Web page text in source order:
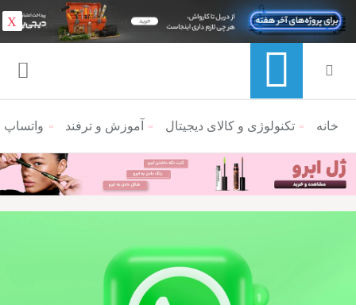
منوی ناوبری خرده نان
خانه تکنولوژی و کالای دیجیتال آموزش و ترفند واتساپ
X